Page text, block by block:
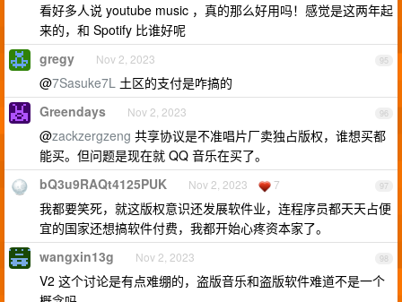
看好多人说 youtube music ，真的那么好用吗！感觉是这两年起
来的，和 Spotify 比谁好呢
95
gregy Nov 2, 2023
@7Sasuke7L 土区的支付是咋搞的
96
Greendays Nov 2, 2023
@zackzergzeng 共享协议是不准唱片厂卖独占版权，谁想买都
能买。但问题是现在就 QQ 音乐在买了。
97
bQ3u9RAQt4125PUK Nov 2, 2023 7
我都要笑死，就这版权意识还发展软件业，连程序员都天天占便
宜的国家还想搞软件付费，我都开始心疼资本家了。
98
wangxin13g Nov 2, 2023
V2 这个讨论是有点难绷的，盗版音乐和盗版软件难道不是一个